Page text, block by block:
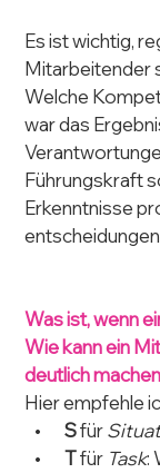
Es ist wichtig,
Mitarbeitender
Welche
war das
Führungskraft
Erkenntnisse
Was ist, wenn
Wie kann ein
deutlich
Hier empfehle
• S für
• T für Task: